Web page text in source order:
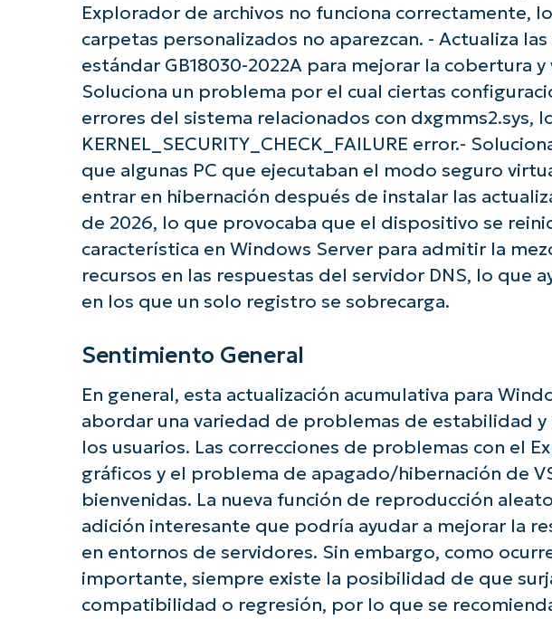
Explorador de archivos no funciona correctamente,
carpetas personalizados no aparezcan. - Actualiza
estándar GB18030-2022A para mejorar la cobertura
Soluciona un problema por el cual ciertas
errores del sistema relacionados con dxgmms2.sys,
KERNEL_SECURITY_CHECK_FAILURE error.-
que algunas PC que ejecutaban el modo seguro
entrar en hibernación después de instalar las
de 2026, lo que provocaba que el dispositivo se
característica en Windows Server para admitir la
recursos en las respuestas del servidor DNS, lo que
en los que un solo registro se sobrecarga.
Sentimiento General
En general, esta actualización acumulativa para
abordar una variedad de problemas de estabilidad
los usuarios. Las correcciones de problemas con el
gráficos y el problema de apagado/hibernación de
bienvenidas. La nueva función de reproducción
adición interesante que podría ayudar a mejorar la
en entornos de servidores. Sin embargo, como
importante, siempre existe la posibilidad de que
compatibilidad o regresión, por lo que se
¡Empiece con los